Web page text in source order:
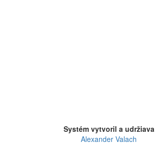
Systém vytvoril a udržiava
Alexander Valach